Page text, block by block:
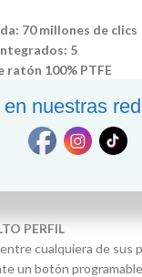
70 millones de clics
5
ratón 100% PTFE
de Razer
y funciones
incluido su aclamado
acciones esenciales
PERFIL
cualquiera de sus
un botón
nuestras